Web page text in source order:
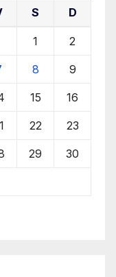
S D
1 2
8 9
15 16
22 23
29 30